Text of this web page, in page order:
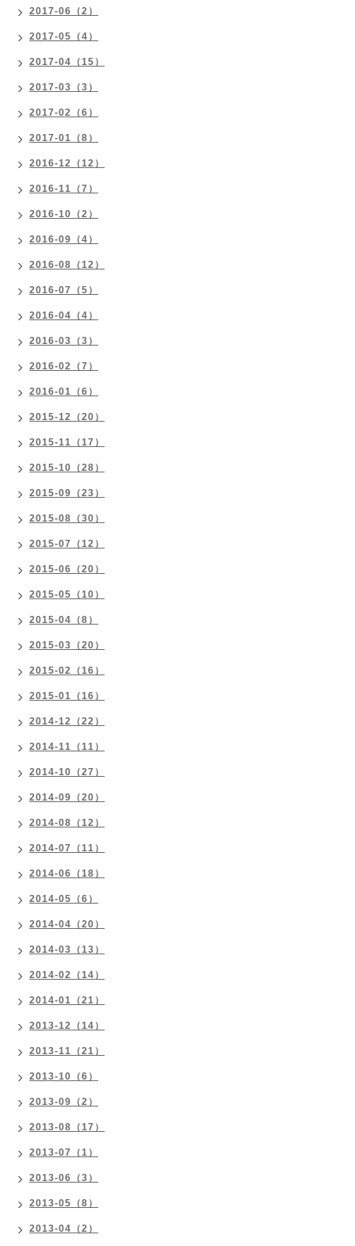
2017-06（2）
2017-05（4）
2017-04（15）
2017-03（3）
2017-02（6）
2017-01（8）
2016-12（12）
2016-11（7）
2016-10（2）
2016-09（4）
2016-08（12）
2016-07（5）
2016-04（4）
2016-03（3）
2016-02（7）
2016-01（6）
2015-12（20）
2015-11（17）
2015-10（28）
2015-09（23）
2015-08（30）
2015-07（12）
2015-06（20）
2015-05（10）
2015-04（8）
2015-03（20）
2015-02（16）
2015-01（16）
2014-12（22）
2014-11（11）
2014-10（27）
2014-09（20）
2014-08（12）
2014-07（11）
2014-06（18）
2014-05（6）
2014-04（20）
2014-03（13）
2014-02（14）
2014-01（21）
2013-12（14）
2013-11（21）
2013-10（6）
2013-09（2）
2013-08（17）
2013-07（1）
2013-06（3）
2013-05（8）
2013-04（2）